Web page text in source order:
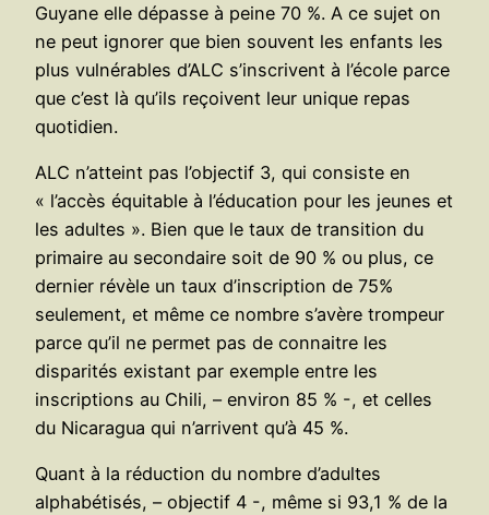
Guyane elle dépasse à peine 70 %. A ce sujet on
ne peut ignorer que bien souvent les enfants les
plus vulnérables d’ALC s’inscrivent à l’école parce
que c’est là qu’ils reçoivent leur unique repas
quotidien.
ALC n’atteint pas l’objectif 3, qui consiste en
« l’accès équitable à l’éducation pour les jeunes et
les adultes ». Bien que le taux de transition du
primaire au secondaire soit de 90 % ou plus, ce
dernier révèle un taux d’inscription de 75%
seulement, et même ce nombre s’avère trompeur
parce qu’il ne permet pas de connaitre les
disparités existant par exemple entre les
inscriptions au Chili, – environ 85 % -, et celles
du Nicaragua qui n’arrivent qu’à 45 %.
Quant à la réduction du nombre d’adultes
alphabétisés, – objectif 4 -, même si 93,1 % de la